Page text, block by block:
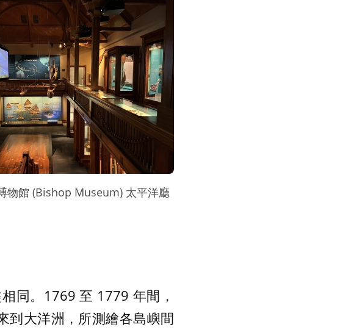
物館 (Bishop Museum) 太平洋廳
同。1769 至 1779 年間，
到大洋洲，所測繪各島嶼間